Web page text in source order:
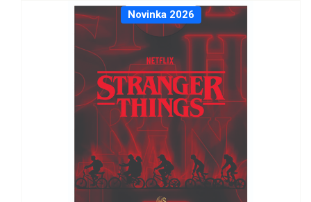
Novinka 2026